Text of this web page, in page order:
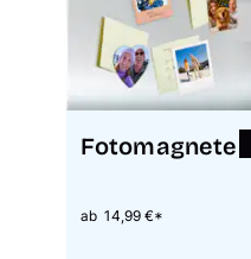
Fotomagnete
ab 14,99 €*